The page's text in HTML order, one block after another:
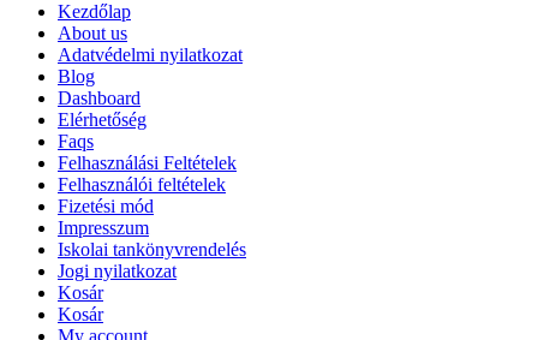
Kezdőlap
About us
Adatvédelmi nyilatkozat
Blog
Dashboard
Elérhetőség
Faqs
Felhasználási Feltételek
Felhasználói feltételek
Fizetési mód
Impresszum
Iskolai tankönyvrendelés
Jogi nyilatkozat
Kosár
Kosár